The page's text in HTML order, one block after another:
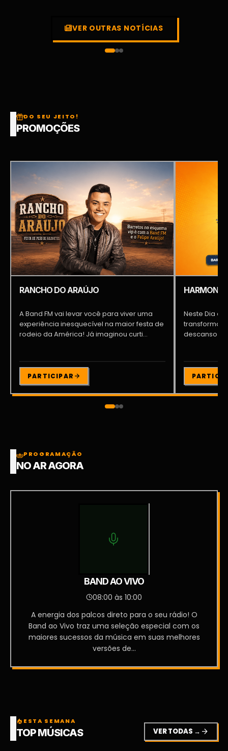
VER OUTRAS NOTÍCIAS
DO SEU JEITO!
PROMOÇÕES
RANCHO DO ARAÚJO
A Band FM vai levar você para viver uma
experiência inesquecível na maior festa de
rodeio da América! Já imaginou curti...
PARTICIPAR
Neste Dia
transformar
descanso
PROGRAMAÇÃO
NO AR AGORA
BAND AO VIVO
08:00 às 10:00
A energia dos palcos direto para o seu rádio! O
Band ao Vivo traz uma seleção especial com os
maiores sucessos da música em suas melhores
versões de...
local_fire_department ESTA SEMANA
TOP MÚSICAS VER TODAS → arrow_forward